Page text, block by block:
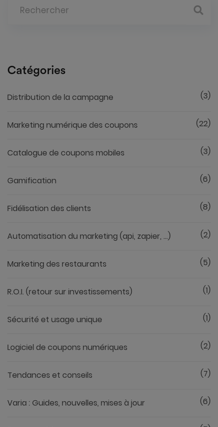
Catégories
Distribution de la campagne (3)
Marketing numérique des coupons (22)
Catalogue de coupons mobiles (3)
Gamification (6)
Fidélisation des clients (8)
Automatisation du marketing (api, zapier, ...) (2)
Marketing des restaurants (5)
R.O.I. (retour sur investissements) (1)
Sécurité et usage unique (1)
Logiciel de coupons numériques (2)
Tendances et conseils (7)
Varia : Guides, nouvelles, mises à jour (6)